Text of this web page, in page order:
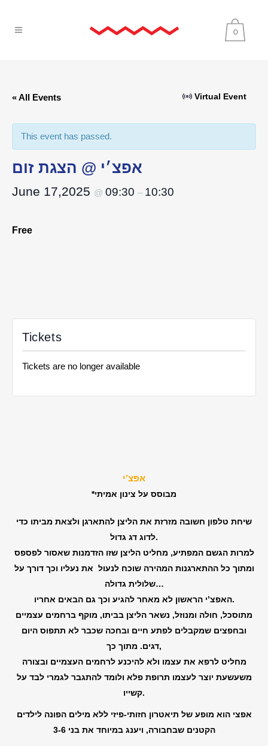
0
« All Events Virtual Event
This event has passed.
אפצ׳י @ הצגת זום
June 17,2025 @ 09:30 – 10:30
Free
Tickets
Tickets are no longer available
אפצ’י
*מבוסס על צינון אמיתי
שיחת טלפון חשובה מזרזת את הליצן להתארגן ולצאת מביתו כדי
לדוג דג גדול.
למרות הגשם המפתיע, מחליט הליצן שזו הזדמנות שאסור לפספס
ומתוך כל ההתארגנות המהירה שוכח לנעול את נעליו וכך דורך על
שלולית גדולה…
האפצ’י הראשון לא מאחר להגיע וכך גם הבאים אחריו.
מתוסכל, חולה ומנוזל, נשאר הליצן בביתו, מוקף ברחמים עצמיים
ובחפצים שמקבלים לפתע חיים ובחכה שכבר לא תתפוס היום
דגים. מתוך כך,
מחליט לרפא את עצמו ולא להיכנע לרחמים העצמיים ובצורה
משעשעת יוצר לעצמו תרופת פלא ולומד להתגבר לגמרי לבד על
קשייו.
אפצי הוא מופע של תיאטרון חזותי-פיזי ללא מילים הפונה לילדים
הקטנים שבחבורה, ויענג במיוחד את בני 3-6